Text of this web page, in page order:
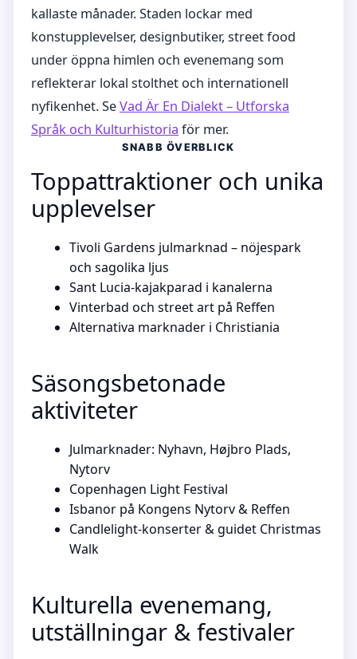
kallaste månader. Staden lockar med
konstupplevelser, designbutiker, street food
under öppna himlen och evenemang som
reflekterar lokal stolthet och internationell
nyfikenhet. SeVad Är En Dialekt – Utforska
Språk och Kulturhistoria för mer.
SNABB ÖVERBLICK
Toppattraktioner och unika
upplevelser
Tivoli Gardens julmarknad – nöjespark
och sagolika ljus
Sant Lucia-kajakparad i kanalerna
Vinterbad och street art på Reffen
Alternativa marknader i Christiania
Säsongsbetonade
aktiviteter
Julmarknader: Nyhavn, Højbro Plads,
Nytorv
Copenhagen Light Festival
Isbanor på Kongens Nytorv & Reffen
Candlelight-konserter & guidet Christmas
Walk
Kulturella evenemang,
utställningar & festivaler